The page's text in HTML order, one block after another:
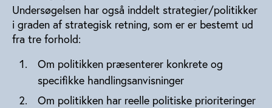
Undersøgelsen har også inddelt strategier/politikker
i graden af strategisk retning, som er er bestemt ud
fra tre forhold:
Om politikken præsenterer konkrete og
specifikke handlingsanvisninger
Om politikken har reelle politiske prioriteringer